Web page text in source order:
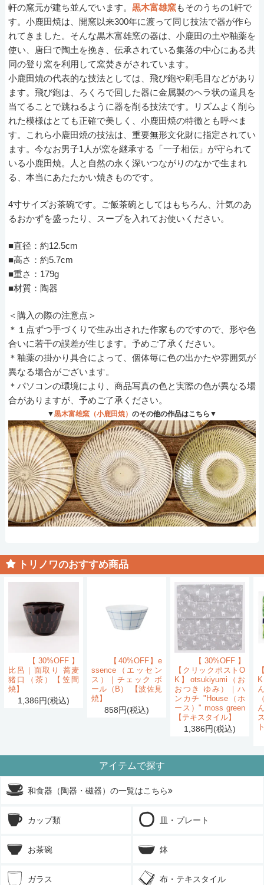
軒の窯元が建ち並んでいます。 黒木富雄窯もそのうちの1軒で
す。小鹿田焼は、開窯以来300年に渡って同じ技法で器が作ら
れてきました。そんな黒木富雄窯の器は、小鹿田の土や釉薬を
使い、唐臼で陶土を挽き、伝承されている集落の中心にある共
同の登り窯を利用して窯焚きがされています。
小鹿田焼の代表的な技法としては、飛び鉋や刷毛目などがあり
ます。飛び鉋は、ろくろで回した器に金属製のヘラ状の道具を
当てることで跳ねるように器を削る技法です。リズムよく削ら
れた模様はとても正確で美しく、小鹿田焼の特徴とも呼べま
す。これら小鹿田焼の技法は、重要無形文化財に指定されてい
ます。今なお男子1人が窯を継承する「一子相伝」が守られて
いる小鹿田焼。人と自然の永く深いつながりのなかで生まれ
る、本当にあたたかい焼きものです。
4寸サイズお茶碗です。ご飯茶碗としてはもちろん、汁気のあ
るおかずを盛ったり、スープを入れてお使いください。
■直径：約12.5cm
■高さ：約5.7cm
■重さ：179g
■材質：陶器
＜購入の際の注意点＞
＊１点ずつ手づくりで生み出された作家ものですので、形や色
合いに若干の誤差が生じます。予めご了承ください。
＊釉薬の掛かり具合によって、個体毎に色の出かたや雰囲気が
異なる場合がございます。
＊パソコンの環境により、商品写真の色と実際の色が異なる場
合がありますが、予めご了承ください。
▼黒木富雄窯（小鹿田焼） のその他の作品はこちら▼
トリノワのおすすめ商品
【30%OFF】
比呂｜面取り 蕎麦
猪口（茶）【笠間
焼】
1,386円(税込)
【40%OFF】e
ssence（エッセン
ス）｜チェック ボ
ール（B） 【波佐見
焼】
858円(税込)
【30%OFF】
【クリックポストO
K】otsukiyumi（お
おつき ゆみ）｜ハ
ンカチ "House（ホ
ース）" moss green
【テキスタイル】
1,386円(税込)
アイテムで探す
和食器（陶器・磁器）の一覧はこちら
カップ類 皿・プレート
お茶碗 鉢
ガラス 布・テキスタイル